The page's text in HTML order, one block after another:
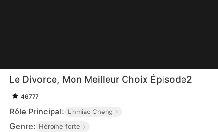
Le Divorce, Mon Meilleur Choix Épisode2
46777
Rôle Principal: Linmiao Cheng
Genre: Héroïne forte